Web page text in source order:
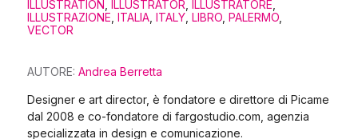
ILLUSTRATION ILLUSTRATOR ILLUSTRATORE
ILLUSTRAZIONE ITALIA ITALY LIBRO PALERMO
VECTOR
AUTORE: Andrea Berretta
Designer e art director, è fondatore e direttore di Picame
dal 2008 e co-fondatore di fargostudio.com, agenzia
specializzata in design e comunicazione.